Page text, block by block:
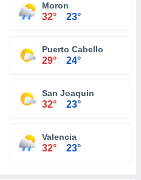
Moron
32° 23°
Puerto Cabello
29° 24°
San Joaquin
32° 23°
Valencia
32° 23°